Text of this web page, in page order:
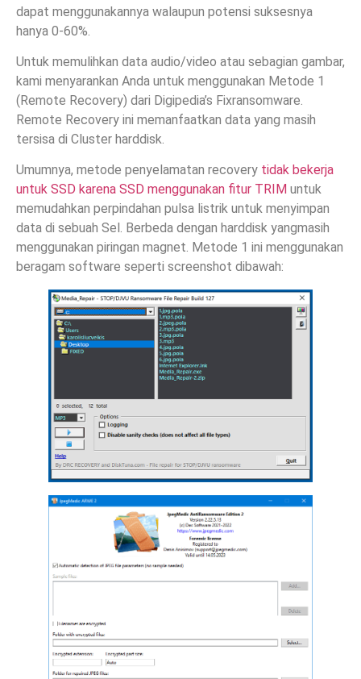
dapat menggunakannya walaupun potensi suksesnya
hanya 0-60%.
Untuk memulihkan data audio/video atau sebagian gambar,
kami menyarankan Anda untuk menggunakan Metode 1
(Remote Recovery) dari Digipedia’s Fixransomware.
Remote Recovery ini memanfaatkan data yang masih
tersisa di Cluster harddisk.
Umumnya, metode penyelamatan recovery tidak bekerja
untuk SSD karena SSD menggunakan fitur TRIM untuk
memudahkan perpindahan pulsa listrik untuk menyimpan
data di sebuah Sel. Berbeda dengan harddisk yangmasih
menggunakan piringan magnet. Metode 1 ini menggunakan
beragam software seperti screenshot dibawah: